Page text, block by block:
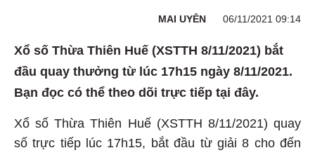
MAI UYÊN 06/11/2021 09:14
Xổ số Thừa Thiên Huế (XSTTH 8/11/2021) bắt
đầu quay thưởng từ lúc 17h15 ngày 8/11/2021.
Bạn đọc có thể theo dõi trực tiếp tại đây.
Xổ số Thừa Thiên Huế (XSTTH 8/11/2021) quay
số trực tiếp lúc 17h15, bắt đầu từ giải 8 cho đến